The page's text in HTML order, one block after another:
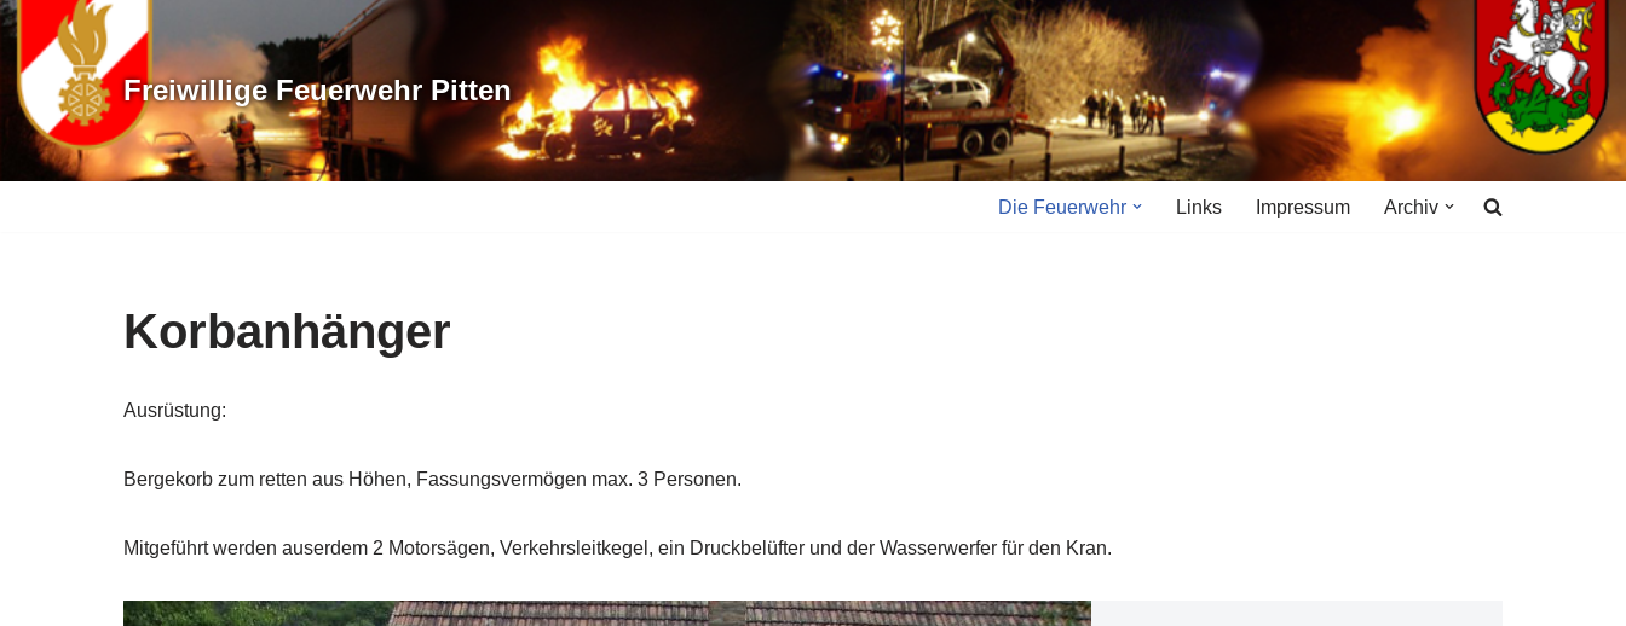
Zum
Inhalt
springen
Freiwillige Feuerwehr Pitten
Die Feuerwehr Links Impressum Archiv
Korbanhänger
Ausrüstung:
Bergekorb zum retten aus Höhen, Fassungsvermögen max. 3 Personen.
Mitgeführt werden auserdem 2 Motorsägen, Verkehrsleitkegel, ein Druckbelüfter und der Wasserwerfer für den Kran.